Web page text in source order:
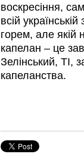
воскресіння,
всій
горем, але якій
капелан – це
Зелінський, ТІ,
капеланства.